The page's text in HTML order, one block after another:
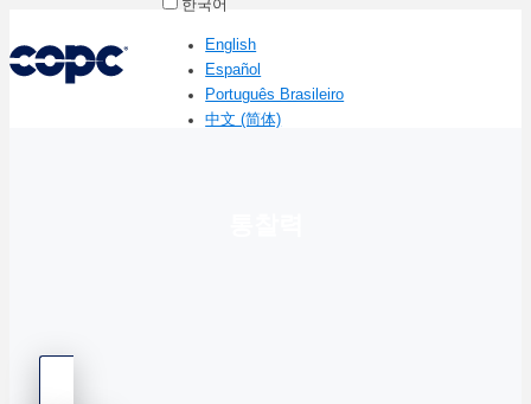
한국어
English
Español
Português Brasileiro
中文 (简体)